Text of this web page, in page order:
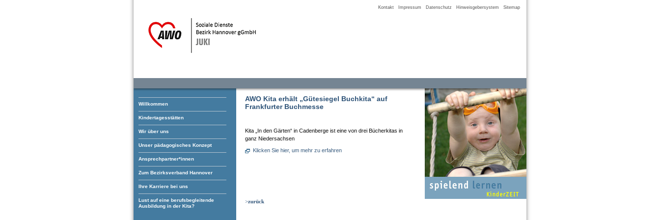
Kontakt Impressum Datenschutz Hinweisgebersystem Sitemap
Willkommen
Kindertagesstätten
Wir über uns
Unser pädagogisches Konzept
Ansprechpartner*innen
Zum Bezirksverband Hannover
Ihre Karriere bei uns
Lust auf eine berufsbegleitende
Ausbildung in der Kita?
AWO Kita erhält „Gütesiegel Buchkita“ auf
Frankfurter Buchmesse
Kita „In den Gärten“ in Cadenberge ist eine von drei Bücherkitas in
ganz Niedersachsen
Klicken Sie hier, um mehr zu erfahren
>zurück